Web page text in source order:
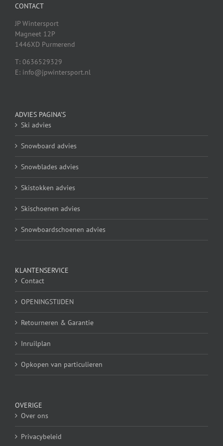
CONTACT
JP Wintersport
Magneet 12P
1446XD Purmerend
T: 0636529329
E: info@jpwintersport.nl
ADVIES PAGINA’S
Ski advies
Snowboard advies
Snowblades advies
Skistokken advies
Skischoenen advies
Snowboardschoenen advies
KLANTENSERVICE
Contact
OPENINGSTIJDEN
Retourneren & Garantie
Inruilplan
Opkopen van particulieren
OVERIGE
Over ons
Privacybeleid